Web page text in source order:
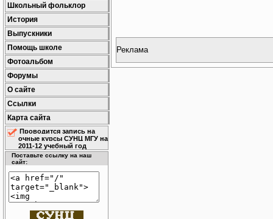
Школьный фольклор
История
Выпускники
Помощь школе
Фотоальбом
Форумы
О сайте
Ссылки
Карта сайта
Проводится запись на
очные курсы СУНЦ МГУ на
2011-12 учебный год
Поставьте ссылку на наш
сайт:
Реклама